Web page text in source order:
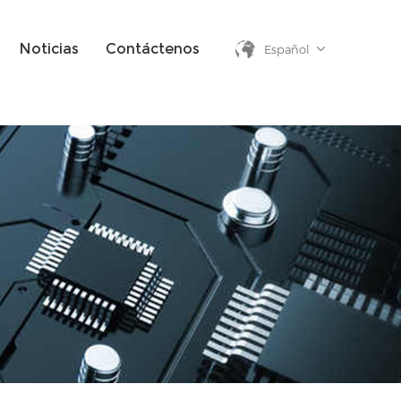
Noticias Contáctenos Español